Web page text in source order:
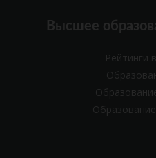
Высшее
Рейтинги